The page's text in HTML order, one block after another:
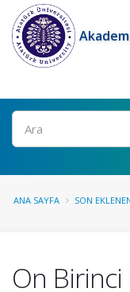
Ara
ANA SAYFA SON
On Birinci